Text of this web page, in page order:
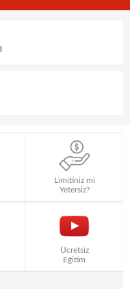
Limitiniz mi
Yetersiz?
Ücretsiz
Eğitim